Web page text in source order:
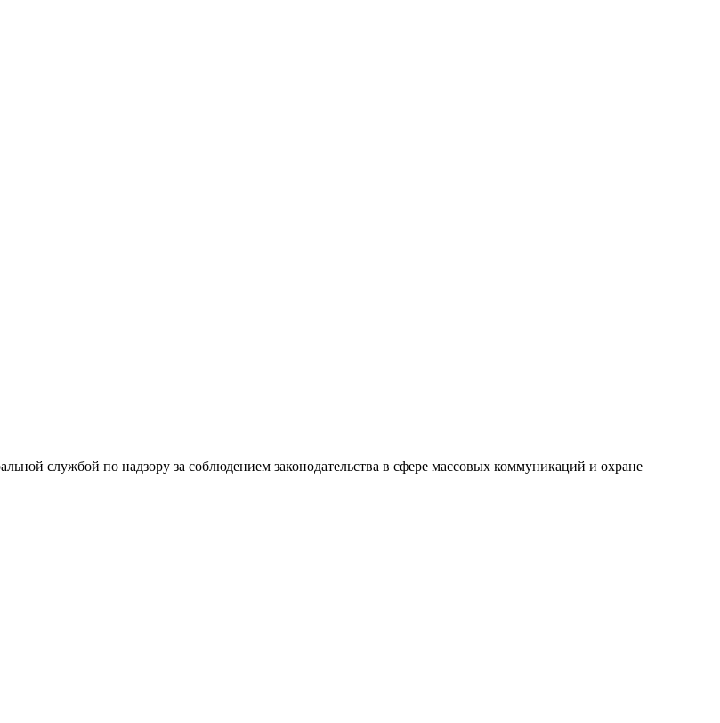
службой по надзору за соблюдением законодательства в сфере массовых коммуникаций и охране